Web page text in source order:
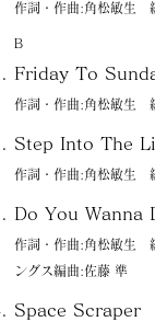
作詞・作曲:角松敏生
Ｂ
Friday To
作詞・作曲:角松敏生
Step Into The
作詞・作曲:角松敏生
Do You Wanna
作詞・作曲:角松敏生
ングス編曲:佐藤 準
Space Scraper